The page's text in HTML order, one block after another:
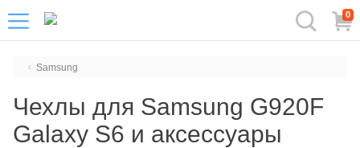
0
Samsung
Чехлы для Samsung G920F
Galaxy S6 и аксессуары